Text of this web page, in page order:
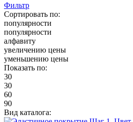
Фильтр
Сортировать по:
популярности
популярности
алфавиту
увеличению цены
уменьшению цены
Показать по:
30
30
60
90
Вид каталога: